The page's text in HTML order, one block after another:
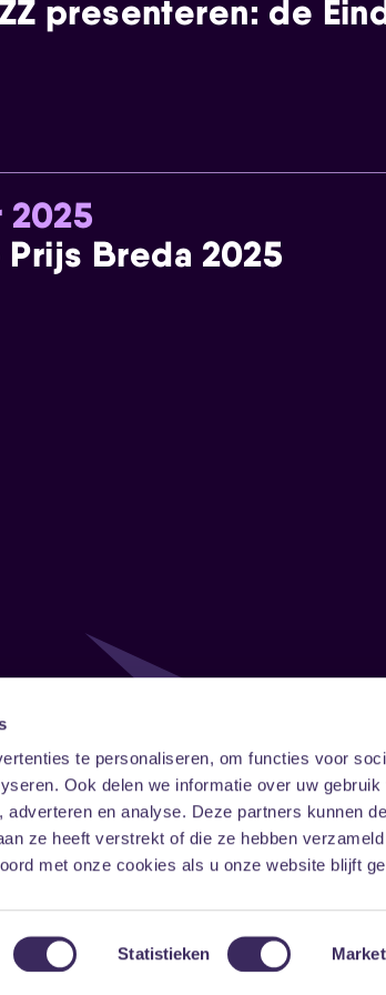
te personaliseren, om functies voor
Ook delen we informatie over uw gebruik
en analyse. Deze partners kunnen
ze heeft verstrekt of die ze hebben
met onze cookies als u onze website blijft
Statistieken
presenteren: de
2025
Breda 2025
InstagramLinkedIn
Onze